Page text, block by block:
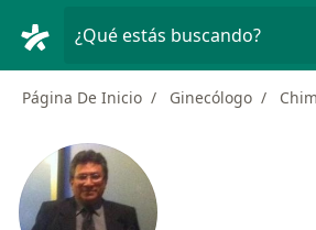
¿Qué estás buscando?
Página De Inicio Ginecólogo